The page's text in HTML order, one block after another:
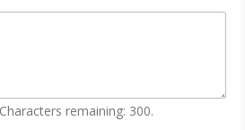
remaining: 300.